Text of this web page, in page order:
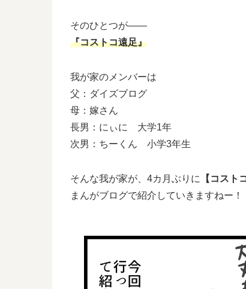
そのひとつが――
『コストコ遠足』
我が家のメンバーは
父：ダイズブログ
母：嫁さん
長男：にぃに 大学1年
次男：ちーくん 小学3年生
そんな我が家が、4カ月ぶりに 【コスト
まんがブログで紹介していきますねー！